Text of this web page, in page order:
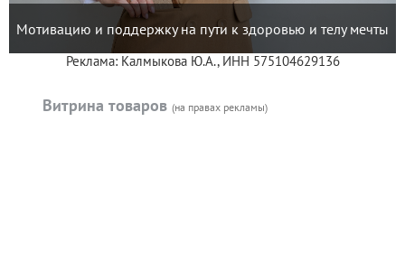
Мотивацию и поддержку на пути к здоровью и телу мечты
Реклама: Калмыкова Ю.А., ИНН 575104629136
Витрина товаров (на правах рекламы)